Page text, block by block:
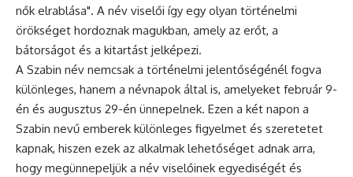
nők elrablása". A név viselői így egy olyan történelmi
örökséget hordoznak magukban, amely az erőt, a
bátorságot és a kitartást jelképezi.
A Szabin név nemcsak a történelmi jelentőségénél fogva
különleges, hanem a névnapok által is, amelyeket február 9-
én és augusztus 29-én ünnepelnek. Ezen a két napon a
Szabin nevű emberek különleges figyelmet és szeretetet
kapnak, hiszen ezek az alkalmak lehetőséget adnak arra,
hogy megünnepeljük a név viselőinek egyediségét és